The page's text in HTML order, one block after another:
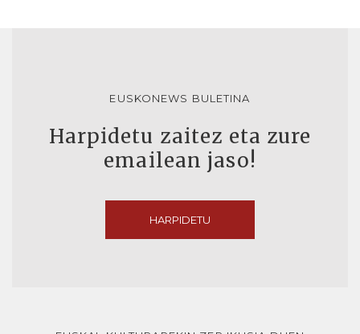
EUSKONEWS BULETINA
Harpidetu zaitez eta zure
emailean jaso!
HARPIDETU